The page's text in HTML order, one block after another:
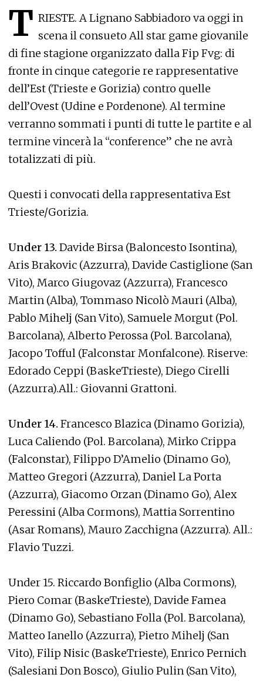
T RIESTE. A Lignano Sabbiadoro va oggi in
scena il consueto All star game giovanile
di fine stagione organizzato dalla Fip Fvg: di
fronte in cinque categorie re rappresentative
dell’Est (Trieste e Gorizia) contro quelle
dell’Ovest (Udine e Pordenone). Al termine
verranno sommati i punti di tutte le partite e al
termine vincerà la “conference” che ne avrà
totalizzati di più.
Questi i convocati della rappresentativa Est
Trieste/Gorizia.
Under 13. Davide Birsa (Baloncesto Isontina),
Aris Brakovic (Azzurra), Davide Castiglione (San
Vito), Marco Giugovaz (Azzurra), Francesco
Martin (Alba), Tommaso Nicolò Mauri (Alba),
Pablo Mihelj (San Vito), Samuele Morgut (Pol.
Barcolana), Alberto Perossa (Pol. Barcolana),
Jacopo Tofful (Falconstar Monfalcone). Riserve:
Edorado Ceppi (BaskeTrieste), Diego Cirelli
(Azzurra).All.: Giovanni Grattoni.
Under 14. Francesco Blazica (Dinamo Gorizia),
Luca Caliendo (Pol. Barcolana), Mirko Crippa
(Falconstar), Filippo D’Amelio (Dinamo Go),
Matteo Gregori (Azzurra), Daniel La Porta
(Azzurra), Giacomo Orzan (Dinamo Go), Alex
Peressini (Alba Cormons), Mattia Sorrentino
(Asar Romans), Mauro Zacchigna (Azzurra). All.:
Flavio Tuzzi.
Under 15. Riccardo Bonfiglio (Alba Cormons),
Piero Comar (BaskeTrieste), Davide Famea
(Dinamo Go), Sebastiano Folla (Pol. Barcolana),
Matteo Ianello (Azzurra), Pietro Mihelj (San
Vito), Filip Nisic (BaskeTrieste), Enrico Pernich
(Salesiani Don Bosco), Giulio Pulin (San Vito),